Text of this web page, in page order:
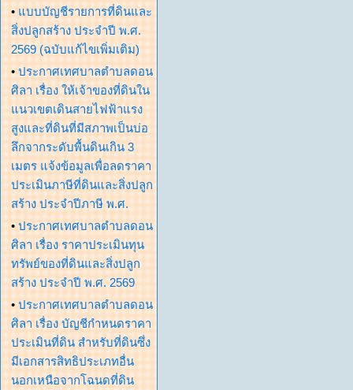
• แบบบัญชีรายการที่ดินและ
สิ่งปลูกสร้าง ประจำปี พ.ศ.
2569 (ฉบับแก้ไขเพิ่มเติม)
• ประกาศเทศบาลตำบลดอน
ศิลา เรื่อง ให้เจ้าของที่ดินใน
แนวเขตเดินสายไฟฟ้าแรง
สูงและที่ดินที่มีสภาพเป็นบ่อ
ลึกจากระดับพื้นดินเกิน 3
เมตร แจ้งข้อมูลเพื่อลดราคา
ประเมินภาษีที่ดินและสิ่งปลูก
สร้าง ประจำปีภาษี พ.ศ.
• ประกาศเทศบาลตำบลดอน
ศิลา เรื่อง ราคาประเมินทุน
ทรัพย์ของที่ดินและสิ่งปลูก
สร้าง ประจำปี พ.ศ. 2569
• ประกาศเทศบาลตำบลดอน
ศิลา เรื่อง บัญชีกำหนดราคา
ประเมินที่ดิน สำหรับที่ดินซึ่ง
มีเอกสารสิทธิประเภทอื่น
นอกเหนือจากโฉนดที่ดิน